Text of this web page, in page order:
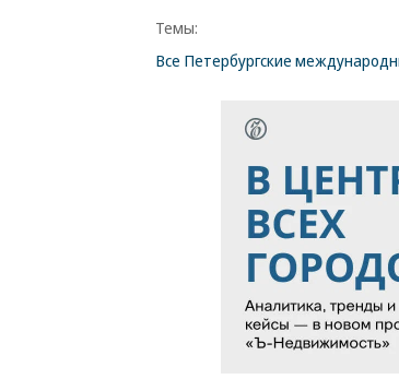
Темы:
Все Петербургские